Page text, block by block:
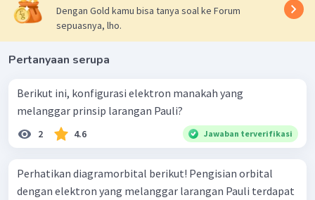
Dengan Gold kamu bisa tanya soal ke Forum
sepuasnya, lho.
Pertanyaan serupa
Berikut ini, konfigurasi elektron manakah yang
melanggar prinsip larangan Pauli?
2 4.6 Jawaban terverifikasi
Perhatikan diagramorbital berikut! Pengisian orbital
dengan elektron yang melanggar larangan Pauli terdapat